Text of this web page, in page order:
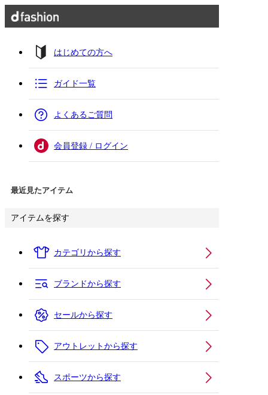
はじめての方へ
ガイド一覧
よくあるご質問
会員登録 / ログイン
最近見たアイテム
アイテムを探す
カテゴリから探す
ブランドから探す
セールから探す
アウトレットから探す
スポーツから探す